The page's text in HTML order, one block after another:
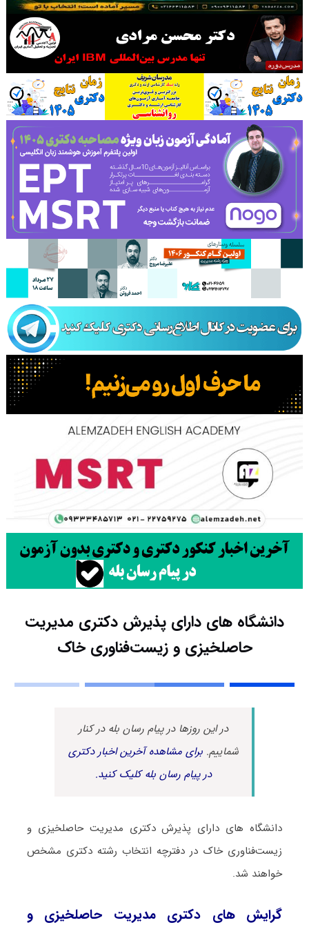
دانشگاه های دارای پذیرش دکتری ﻣﺪﻳﺮﻳﺖ
حاصلخیزی و زﻳﺴﺖﻓﻨﺎوری ﺧﺎک
در این روزها در پیام رسان بله در کنار
شماییم.برای مشاهده آخرین اخبار دکتری
در پیام رسان بله کلیک کنید.
دانشگاه های دارای پذیرش دکتری ﻣﺪﻳﺮﻳﺖ حاصلخیزی و
زﻳﺴﺖﻓﻨﺎوری ﺧﺎک در دفترچه انتخاب رشته دکتری مشخص
خواهند شد.
گرایش های دکتری ﻣﺪﻳﺮﻳﺖ حاصلخیزی و